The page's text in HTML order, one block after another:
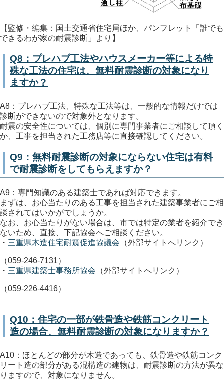
【監修・編集：国土交通省住宅局ほか、パンフレット「誰でも
できるわが家の耐震診断」より】
Q8：プレハブ工法やハウスメーカー等による特
殊な工法の住宅は、無料耐震診断の対象になり
ますか？
A8：プレハブ工法、特殊な工法等は、一般的な情報だけでは
診断ができないので対象外となります。
耐震の安全性については、個別に専門事業者にご相談して頂く
か、工事を担当された工務店等に直接確認してください。
Q9：無料耐震診断の対象にならない住宅は有料
で耐震診断をしてもらえますか？
A9：専門知識のある建築士であれば対応できます。
まずは、お心当たりのある工事を担当された建築事業者にご相
談されてはいかがでしょうか。
なお、お心当たりがない場合は、市では特定の業者を紹介でき
ないため、直接、下記協会へご相談ください。
・ 三重県木造住宅耐震促進協議会 （外部サイトへリンク）
（059-246-7131）
・ 三重県建築士事務所協会 （外部サイトへリンク）
（059-226-4416）
Q10：住宅の一部が鉄骨造や鉄筋コンクリート
造の場合、無料耐震診断の対象になりますか？
A10：ほとんどの部分が木造であっても、鉄骨造や鉄筋コンク
リート造の部分がある混構造の建物は、耐震診断の方法が異な
りますので、対象になりません。